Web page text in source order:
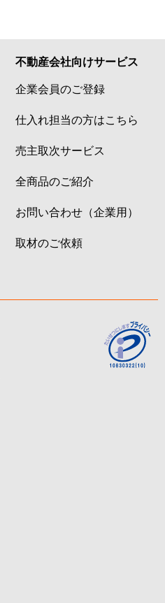
不動産会社向けサービス
企業会員のご登録
仕入れ担当の方はこちら
売主取次サービス
全商品のご紹介
お問い合わせ（企業用）
取材のご依頼